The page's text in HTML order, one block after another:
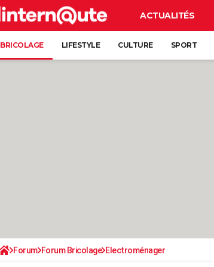
ACTUALITÉS
BRICOLAGE LIFESTYLE CULTURE SPORT
Forum Forum Bricolage Electroménager